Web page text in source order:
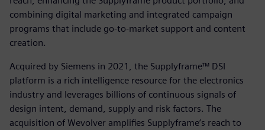
combining digital marketing and integrated campaign
programs that include go-to-market support and content
creation.
Acquired by Siemens in 2021, the Supplyframe™ DSI
platform is a rich intelligence resource for the electronics
industry and leverages billions of continuous signals of
design intent, demand, supply and risk factors. The
acquisition of Wevolver amplifies Supplyframe’s reach to